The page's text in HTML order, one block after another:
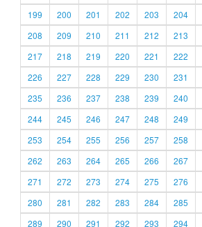
199
200 201 202 203 204
208
209 210 211 212 213
217
218 219 220 221 222
226
227 228 229 230 231
235
236 237 238 239 240
244
245 246 247 248 249
253
254 255 256 257 258
262
263 264 265 266 267
271
272 273 274 275 276
280
281 282 283 284 285
289
290 291 292 293 294